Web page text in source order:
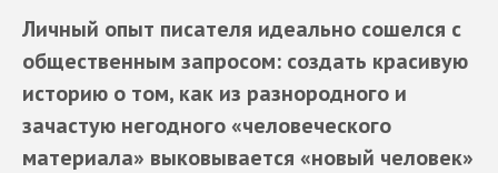
Личный опыт писателя идеально сошелся с
общественным запросом: создать красивую
историю о том, как из разнородного и
зачастую негодного «человеческого
материала» выковывается «новый человек»